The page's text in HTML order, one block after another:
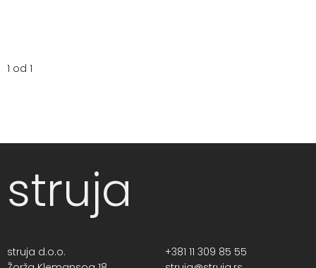
1 od 1
struja
struja d.o.o.
+381 11 309 85 55